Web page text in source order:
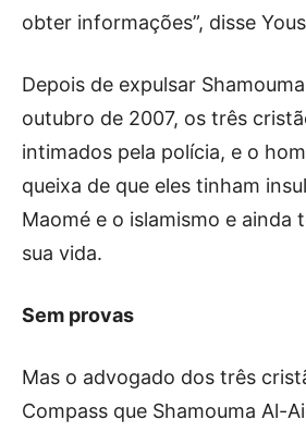
obter informações”, disse
Depois de expulsar
outubro de 2007, os três
intimados pela polícia, e o
queixa de que eles tinham
Maomé e o islamismo e ainda
sua vida.
Sem provas
Mas o advogado dos três
Compass que Shamouma Al-